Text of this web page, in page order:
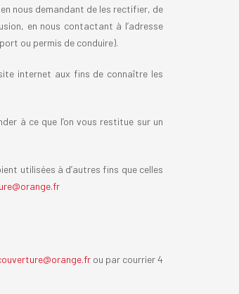
nous demandant de les rectifier, de
en nous contactant à l’adresse
ou permis de conduire).
internet aux fins de connaître les
à ce que l’on vous restitue sur un
utilisées à d’autres fins que celles
ou par courrier 4